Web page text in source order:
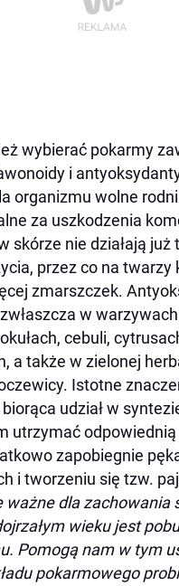
wybierać pokarmy
i
organizmu wolne
za uszkodzenia
skórze nie działają
przez co na twarzy
zmarszczek.
w
cebuli,
a także w zielonej
Istotne
udział w
utrzymać
zapobiegnie
i tworzeniu się tzw.
ważne dla zachowania
wieku jest
Pomogą nam w tym
pokarmowego